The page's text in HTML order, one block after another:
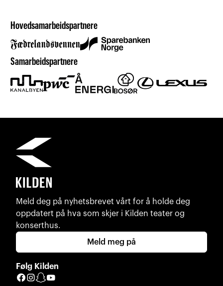
Hovedsamarbeidspartnere
Samarbeidspartnere
Meld deg på nyhetsbrevet vårt for å holde deg
oppdatert på hva som skjer i Kilden teater og
konserthus.
Meld meg på
Følg Kilden
Facebook
Instagram
Snapchat